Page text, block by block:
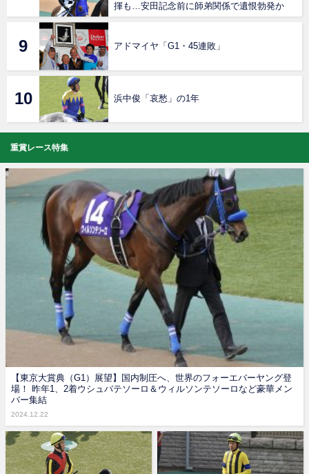
揮も…安田記念前に師弟関係で遺恨勃発か
アドマイヤ「G1・45連敗」
浜中俊「哀愁」の1年
重賞レース特集
【東京大賞典（G1）展望】国内制圧へ、世界のフォーエバーヤング登
場！ 昨年1、2着ウシュバテソーロ＆ウィルソンテソーロなど豪華メン
バー集結
2024.12.22